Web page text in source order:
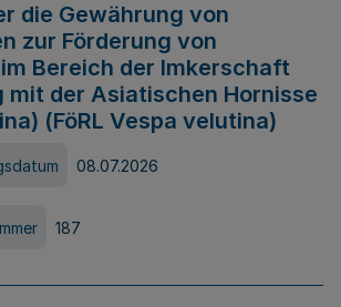
die Gewährung von
zur Förderung von
Bereich der Imkerschaft
mit der Asiatischen Hornisse
(FöRL Vespa velutina)
08.07.2026
187